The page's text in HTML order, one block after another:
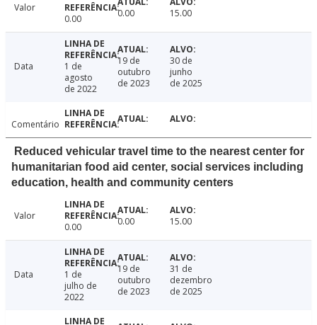
Valor
0.00
0.00 15.00
Data
1 de
agosto
de 2022
19 de
outubro
de 2023
30 de
junho
de 2025
Comentário
Reduced vehicular travel time to the nearest center for
humanitarian food aid center, social services including
education, health and community centers
Valor
0.00
0.00 15.00
Data
1 de
julho de
2022
19 de
outubro
de 2023
31 de
dezembro
de 2025